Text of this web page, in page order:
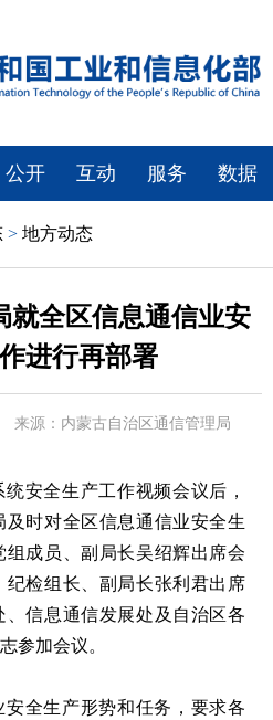
公开 互动 服务 数据
> 地方动态
就全区信息通信业安
进行再部署
来源：内蒙古自治区通信管理局
安全生产工作视频会议后，
时对全区信息通信业安全生
成员、副局长吴绍辉出席会
检组长、副局长张利君出席
信息通信发展处及自治区各
参加会议。
全生产形势和任务，要求各